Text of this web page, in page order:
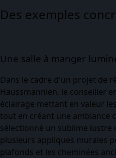
Des exemples
Une salle à manger
Dans le cadre d'un projet de
Haussmannien, le conseiller
éclairage mettant en valeur
tout en créant une ambiance
sélectionné un sublime lustre
plusieurs appliques murales
plafonds et les cheminées